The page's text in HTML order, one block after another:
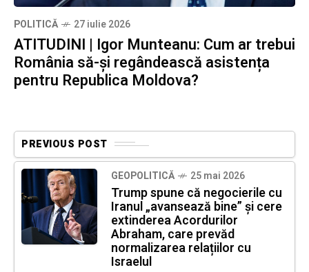
POLITICĂ 27 iulie 2026
ATITUDINI | Igor Munteanu: Cum ar trebui
România să-și regândească asistența
pentru Republica Moldova?
PREVIOUS POST
GEOPOLITICĂ 25 mai 2026
Trump spune că negocierile cu
Iranul „avansează bine” și cere
extinderea Acordurilor
Abraham, care prevăd
normalizarea relațiilor cu
Israelul